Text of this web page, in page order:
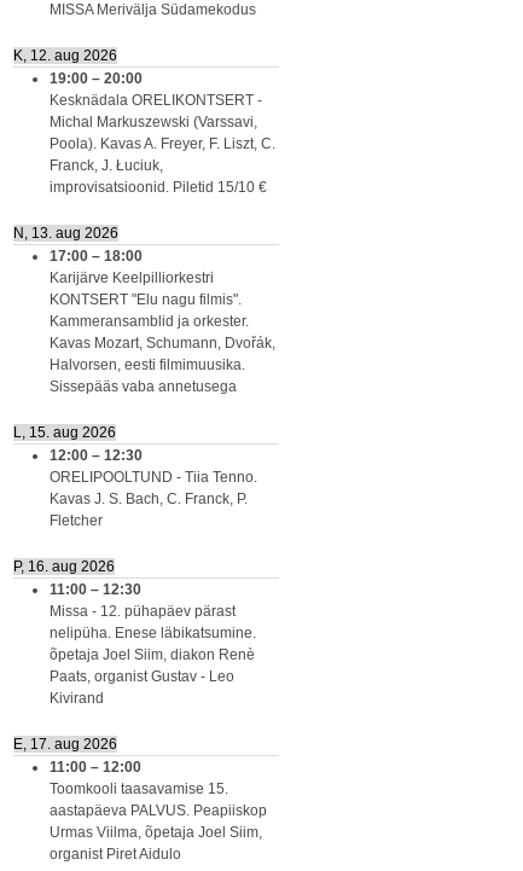
MISSA Merivälja Südamekodus
K, 12. aug 2026
19:00 – 20:00
Kesknädala ORELIKONTSERT -
Michal Markuszewski (Varssavi,
Poola). Kavas A. Freyer, F. Liszt, C.
Franck, J. Łuciuk,
improvisatsioonid. Piletid 15/10 €
N, 13. aug 2026
17:00 – 18:00
Karijärve Keelpilliorkestri
KONTSERT "Elu nagu filmis".
Kammeransamblid ja orkester.
Kavas Mozart, Schumann, Dvořák,
Halvorsen, eesti filmimuusika.
Sissepääs vaba annetusega
L, 15. aug 2026
12:00 – 12:30
ORELIPOOLTUND - Tiia Tenno.
Kavas J. S. Bach, C. Franck, P.
Fletcher
P, 16. aug 2026
11:00 – 12:30
Missa - 12. pühapäev pärast
nelipüha. Enese läbikatsumine.
õpetaja Joel Siim, diakon Renè
Paats, organist Gustav - Leo
Kivirand
E, 17. aug 2026
11:00 – 12:00
Toomkooli taasavamise 15.
aastapäeva PALVUS. Peapiiskop
Urmas Viilma, õpetaja Joel Siim,
organist Piret Aidulo